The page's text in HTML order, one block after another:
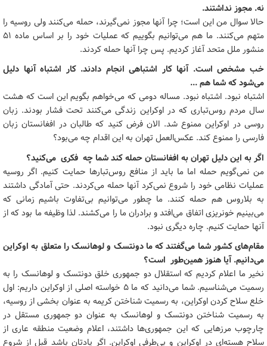
نه. مجوز نداشتند.
حالا سوال من این است؛ چرا آنها مجوز نمی‌گیرند، حمله می‌کنند ولی روسیه را
متهم می‌کنند. ما هم می‌توانیم بگوییم که عملیات خود را بر اساس ماده 51
منشور ملل متحد آغاز کردیم. پس چرا آنها حمله کردند.
خب مشخص است. آنها کار اشتباهی انجام دادند. کار اشتباه آنها دلیل
می‌شود که شما هم ...
اشتباه نبود. اشتباه نبود. مساله دومی که می‌خواهم بگویم این است که هشت
سال مردم روس‌تباری که در اوکراین زندگی می‌کنند تحت فشار بودند. زبان
روسی در اوکراین ممنوع شد. الان فرض کنید که طالبان در افغانستان زبان
فارسی را ممنوع کند. عکس‌العمل تهران به این اقدام چه می‌بود؟
اگر به این دلیل تهران به افغانستان حمله کند شما چه فکری می‌کنید؟
من نمی‌گویم حمله اما ما باید از منافع روس‌تبارها حمایت کنیم. اگر روسیه
عملیات نظامی خود را شروع نمی‌کرد آنها حمله می‌کردند. حتی آمادگی داشتند
به بلاروس هم حمله کنند. ما چطور می‌توانیم بی‌تفاوت باشیم زمانی که
می‌بینیم خونریزی اتفاق می‌افتد و برادران ما را می‌کشند. لذا وظیفه ما بود که از
آنها حمایت کنیم. چاره دیگری نبود.
مقام‌های کشور شما می‌گفتند که ما دونتسک و لوهانسک را متعلق به اوکراین
می‌دانیم. آیا هنوز همین‌طور است؟
نخیر ما اعلام کردیم که استقلال دو جمهوری خلق دونتسک و لوهانسک را به
رسمیت می‌شناسیم. شما می‌دانید که ما 5 خواسته اصلی از اوکراین داریم: اول
خلع سلاح کردن اوکراین، به رسمیت شناختن کریمه به عنوان بخشی از روسیه،
به رسمیت شناختن دونتسک و لوهانسک به عنوان دو جمهوری مستقل در
چارچوب مرزهایی که این جمهوری‌ها داشتند، اعلام وضعیت منطقه عاری از
سلاح هسته‌ای در اوکراین و بی‌طرفی اوکراین. اگر یادتان باشد قبل از شروع